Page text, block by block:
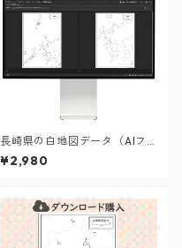
長崎県の白地図データ（AIフ
ァイル）
¥2,980